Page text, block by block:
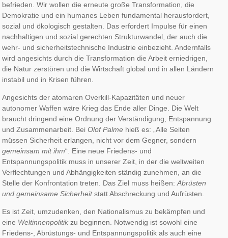
befrieden. Wir wollen die erneute große Transformation, die
Demokratie und ein humanes Leben fundamental herausfordert,
sozial und ökologisch gestalten. Das erfordert Impulse für einen
nachhaltigen und sozial gerechten Strukturwandel, der auch die
wehr- und sicherheitstechnische Industrie einbezieht. Andernfalls
wird angesichts durch die Transformation die Arbeit erniedrigen,
die Natur zerstören und die Wirtschaft global und in allen Ländern
instabil und in Krisen führen.
Angesichts der atomaren Overkill-Kapazitäten und neuer
autonomer Waffen wäre Krieg das Ende aller Dinge. Die Welt
braucht dringend eine Ordnung der Verständigung, Entspannung
und Zusammenarbeit. BeiOlof Palme hieß es: „Alle Seiten
müssen Sicherheit erlangen, nicht vor dem Gegner, sondern
gemeinsam mit ihm“. Eine neue Friedens- und
Entspannungspolitik muss in unserer Zeit, in der die weltweiten
Verflechtungen und Abhängigkeiten ständig zunehmen, an die
Stelle der Konfrontation treten. Das Ziel muss heißen:Abrüsten
und gemeinsame Sicherheitstatt Abschreckung und Aufrüsten.
Es ist Zeit, umzudenken, den Nationalismus zu bekämpfen und
eine Weltinnenpolitik zu beginnen. Notwendig ist sowohl eine
Friedens-, Abrüstungs- und Entspannungspolitik als auch eine